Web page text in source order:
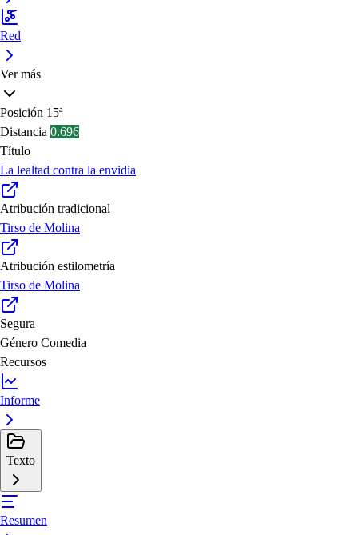
Red
Ver más
Posición 15ª
Distancia 0.696
Título
La lealtad contra la envidia
Atribución tradicional
Tirso de Molina
Atribución estilometría
Tirso de Molina
Segura
Género Comedia
Recursos
Informe
Texto
Resumen